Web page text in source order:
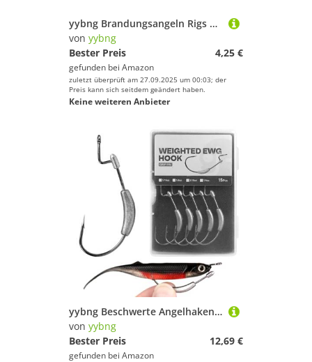
yybng Brandungsangeln Rigs | Küstenfischerei Ausrüstung,Haken Greifwerkzeug Set Für Salzwasser Pier Küste Forellenbarsch Wolfsbarsch Schnapper Flunder
von yybng
Bester Preis
4,25 €
gefunden bei Amazon
zuletzt überprüft am 27.09.2025 um 00:03; der
Preis kann sich seitdem geändert haben.
Keine weiteren Anbieter
yybng Beschwerte Angelhaken für den Fischfang - Angelköder Zubehör | Starker Gewichtsangelhaken Für Schwimmköder in Seen, Flüssen, Teichen und Meer
von yybng
Bester Preis
12,69 €
gefunden bei Amazon